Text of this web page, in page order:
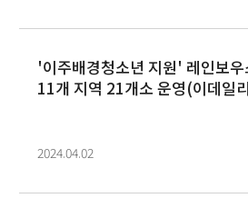
'이주배경청소년 지원' 레인보
11개 지역 21개소 운영(이데일
2024.04.02